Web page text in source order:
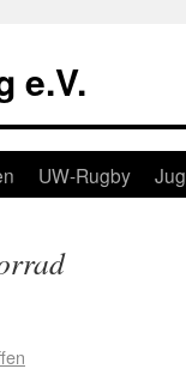
e.V.
UW-Rugby